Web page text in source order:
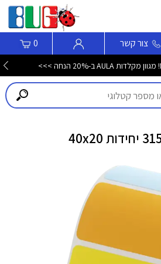
צור קשר 0
מדבקות צבעוניות 315 יחידות 40x20